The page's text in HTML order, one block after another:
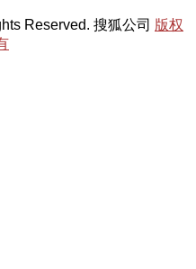
Reserved. 搜狐公司 版权